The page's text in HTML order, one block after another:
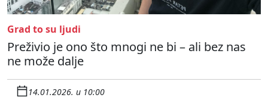
Grad to su ljudi
Preživio je ono što mnogi ne bi – ali bez nas
ne može dalje
14.01.2026. u 10:00